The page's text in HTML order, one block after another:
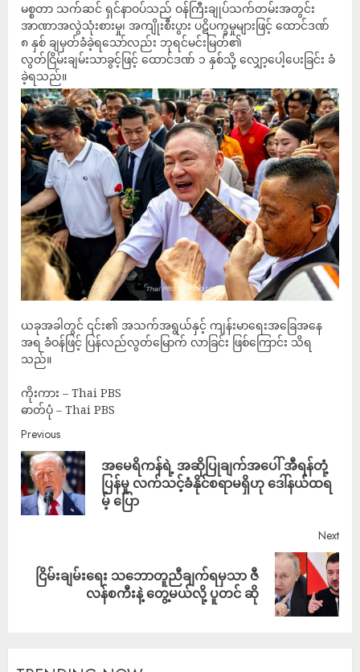
မစ္စတာ သက်ဆင် ရှင်နာဝပ်သည် ဝန်ကြီးချုပ်သက်တမ်းအတွင်း
အာဏာအလွဲသုံးစားမှု၊ အကျိုးစီးပွား ပဋိပက္ခမှုများဖြင့် ထောင်ဒဏ်
၈ နှစ် ချမှတ်ခံခဲ့ရသော်လည်း ဘုရင်မင်းမြတ်၏
လွတ်ငြိမ်းချမ်းသာခွင့်ဖြင့် ထောင်ဒဏ် ၁ နှစ်သို့ လျှော့ပေါ့ပေးခြင်း ခံ
ခဲ့ရသည်။
ယခုအခါတွင် ၎င်း၏ အသက်အရွယ်နှင့် ကျန်းမာရေးအခြေအနေ
အရ ခံဝန်ဖြင့် ပြန်လည်လွတ်မြောက် လာခြင်း ဖြစ်ကြောင်း သိရ
သည်။
ကိုးကား – Thai PBS
ဓာတ်ပုံ – Thai PBS
Previous
အမေရိကန်ရဲ့ အဆိုပြုချက်အပေါ် အီရန်တုံ့
ပြန်မှု လက်သင့်ခံနိုင်စရာမရှိဟု ဒေါ်နယ်ထရ
မ့် ပြော
Next
ငြိမ်းချမ်းရေး သဘောတူညီချက်ရမှသာ ဇီ
လန်စကီးနဲ့ တွေ့မယ်လို့ ပူတင် ဆို